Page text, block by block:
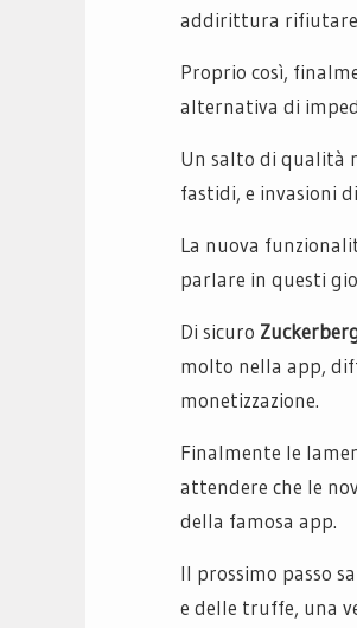
addirittura rifiutare
Proprio così,
alternativa di
Un salto di qualità
fastidi, e invasioni
La nuova
parlare in questi
Di sicuro
molto nella app,
monetizzazione.
Finalmente le
attendere che le
della famosa app.
Il prossimo passo
e delle truffe, una